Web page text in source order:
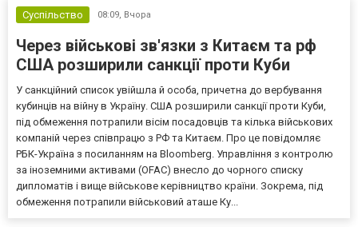
Суспільство 08:09, Вчора
Через військові зв'язки з Китаєм та рф
США розширили санкції проти Куби
У санкційний список увійшла й особа, причетна до вербування
кубинців на війну в Україну. США розширили санкції проти Куби,
під обмеження потрапили вісім посадовців та кілька військових
компаній через співпрацю з РФ та Китаєм. Про це повідомляє
РБК-Україна з посиланням на Bloomberg. Управління з контролю
за іноземними активами (OFAC) внесло до чорного списку
дипломатів і вище військове керівництво країни. Зокрема, під
обмеження потрапили військовий аташе Ку...